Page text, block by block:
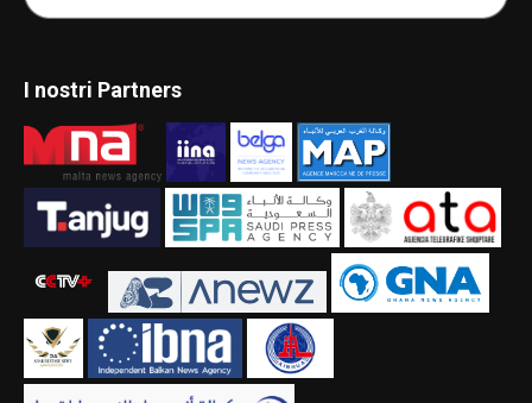
I nostri Partners